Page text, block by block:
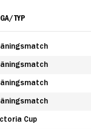
TYP
Cup